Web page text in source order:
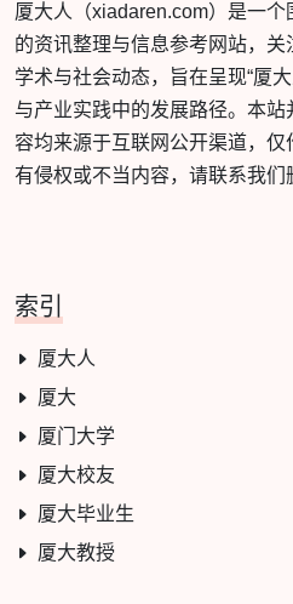
厦大人（xiadaren.com）是一
的资讯整理与信息参考网站，
学术与社会动态，旨在呈现“厦
与产业实践中的发展路径。本
容均来源于互联网公开渠道，
有侵权或不当内容，请联系我们
索引
厦大人
厦大
厦门大学
厦大校友
厦大毕业生
厦大教授